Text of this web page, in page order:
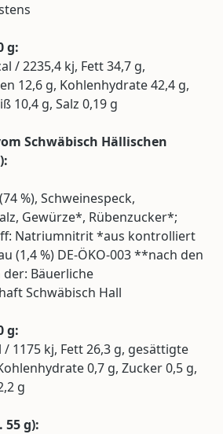
g:
/ 2235,4 kj, Fett 34,7 g,
12,6 g, Kohlenhydrate 42,4 g,
10,4 g, Salz 0,19 g
Schwäbisch Hällischen
%), Schweinespeck,
Gewürze*, Rübenzucker*;
Natriumnitrit *aus kontrolliert
(1,4 %) DE-ÖKO-003 **nach den
Bäuerliche
Schwäbisch Hall
g:
1175 kj, Fett 26,3 g, gesättigte
0,7 g, Zucker 0,5 g,
g
55 g):